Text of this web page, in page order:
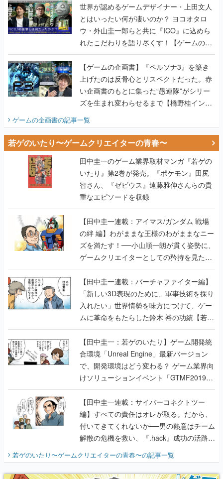
世界が認めるゲームデザイナー・上田文人
とはいったい何が凄いのか？ ヨコオタロ
ウ・外山圭一郎らと共に『ICO』に込めら
れたこだわりを語り尽くす！【ゲームの企
画書】
【ゲームの企画書】『ペルソナ3』を築き
上げたのは反骨心とリスペクトだった。赤
い企画書のもとに集った“愚連隊”がシリー
ズを生まれ変わらせるまで【橋野桂インタ
ゲームの企画書の記事一覧
若ゲのいたり〜ゲームクリエイターの青春〜
田中圭一のゲーム業界取材マンガ『若ゲの
いたり』第2巻が発売。『ポケモン』田尻
智さん、『ゼビウス』遠藤雅伸さんらの貴
重なエピソードを収録
【田中圭一連載：アイマス/ガンダム 戦場
の絆 編】わがままな王様のわがままなニー
ズを満たす！──小山順一朗が貫く姿勢に、
ゲームクリエイターとしての矜持を見た
【若ゲのいたり最終回】
【田中圭一連載：バーチャファイター編】
「新しい3D表現のために、軍事技術を採り
入れたい」世界情勢を味方につけて、ゲー
ムに革命をもたらした鈴木 裕の功績【若ゲ
のいたり】
【田中圭一：若ゲのいたり】ゲーム開発統
合環境「Unreal Engine」最新バージョン
で、開発環境はどう変わる？ ゲーム業界向
けソリューションイベント「GTMF2019」
に行って、より理解を深めよう【PR】
【田中圭一連載：サイバーコネクトツー
編】すべての責任はオレが取る。だから、
付いてきてくれないか──男の熱意はチーム
解散の危機を救い、『.hack』成功の活路を
『少年ジャンプ』色だった【若ゲのいた
り】
若ゲのいたり〜ゲームクリエイターの青春〜の記事一覧